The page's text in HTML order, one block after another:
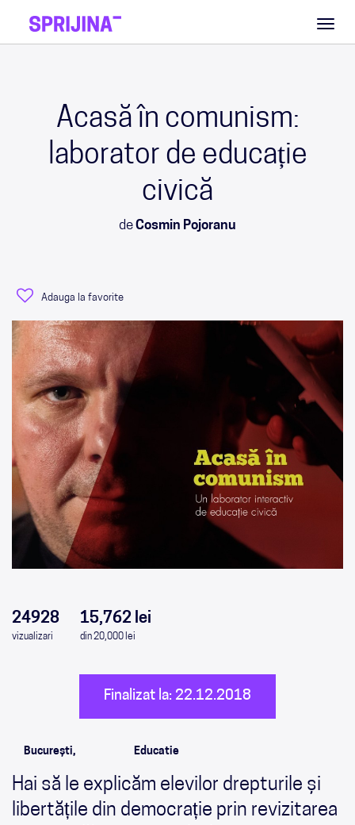
Acasă în comunism:
laborator de educație
civică
deCosmin Pojoranu
Adauga la favorite
24928
vizualizari
15,762 lei
din 20,000 lei
Finalizat la: 22.12.2018
București, Educatie
Hai să le explicăm elevilor drepturile și
libertățile din democrație prin revizitarea